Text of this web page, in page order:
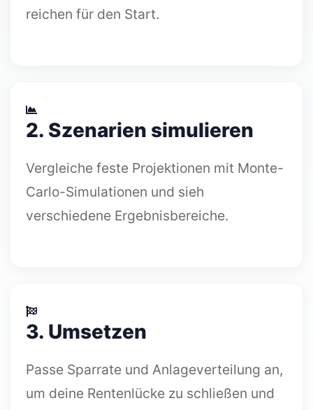
reichen für den Start.
2. Szenarien simulieren
Vergleiche feste Projektionen mit Monte-
Carlo-Simulationen und sieh
verschiedene Ergebnisbereiche.
3. Umsetzen
Passe Sparrate und Anlageverteilung an,
um deine Rentenlücke zu schließen und